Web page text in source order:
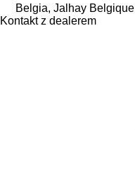
Belgia, Jalhay Belgique
Kontakt z dealerem